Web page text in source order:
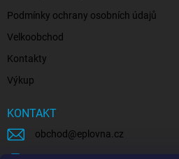
Podmínky ochrany osobních údajů
Velkoobchod
Kontakty
Výkup
KONTAKT
obchod @eplovna.cz